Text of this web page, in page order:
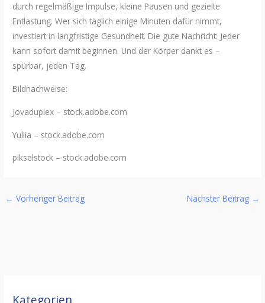
durch regelmäßige Impulse, kleine Pausen und gezielte
Entlastung. Wer sich täglich einige Minuten dafür nimmt,
investiert in langfristige Gesundheit. Die gute Nachricht: Jeder
kann sofort damit beginnen. Und der Körper dankt es –
spürbar, jeden Tag.
Bildnachweise:
Jovaduplex – stock.adobe.com
Yuliia – stock.adobe.com
pikselstock – stock.adobe.com
← Vorheriger Beitrag Nächster Beitrag →